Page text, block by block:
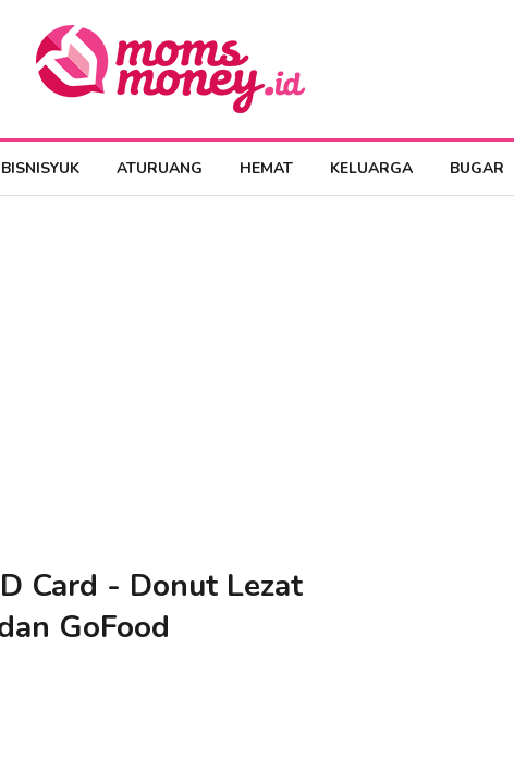
BISNISYUK ATURUANG HEMAT KELUARGA BUGAR
Card - Donut Lezat
GoFood